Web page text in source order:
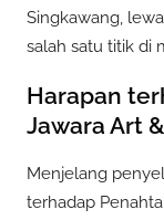
Singkawang,
salah satu titik di
Harapan
Jawara Art
Menjelang
terhadap